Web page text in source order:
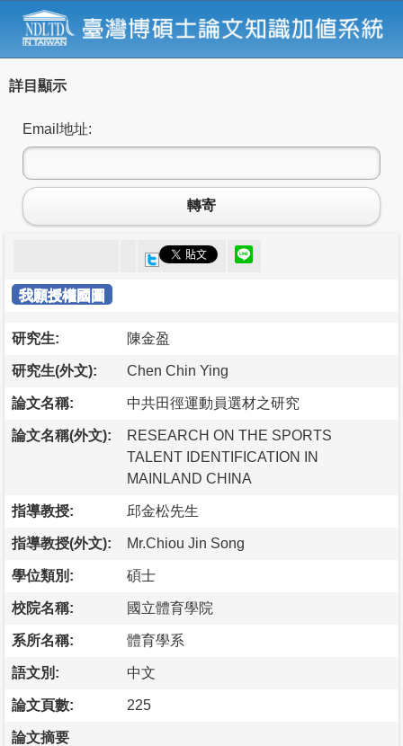
詳目顯示
Email地址:
轉寄
我願授權國圖
研究生: 陳金盈
研究生(外文): Chen Chin Ying
論文名稱: 中共田徑運動員選材之研究
論文名稱(外文):
RESEARCH ON THE SPORTS
TALENT IDENTIFICATION IN
MAINLAND CHINA
指導教授: 邱金松先生
指導教授(外文): Mr.Chiou Jin Song
學位類別: 碩士
校院名稱: 國立體育學院
系所名稱: 體育學系
語文別: 中文
論文頁數: 225
論文摘要